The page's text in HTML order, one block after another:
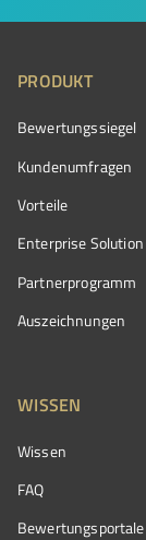
PRODUKT
Bewertungssiegel
Kundenumfragen
Vorteile
Enterprise Solution
Partnerprogramm
Auszeichnungen
WISSEN
Wissen
FAQ
Bewertungsportale